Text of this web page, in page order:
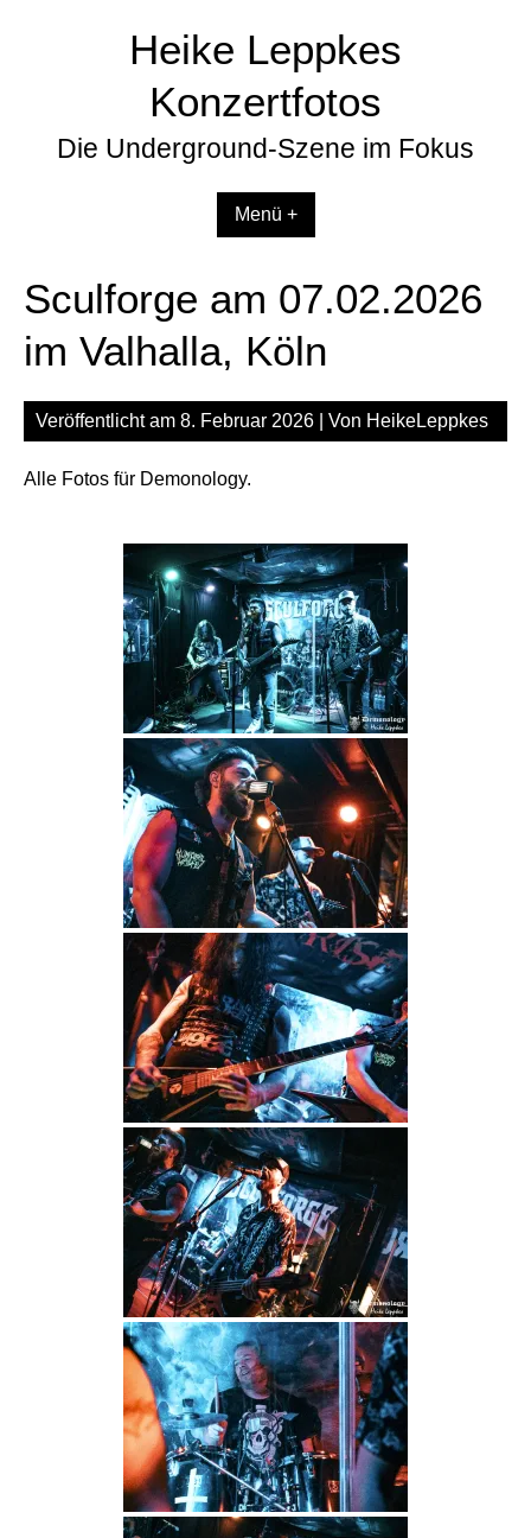
Heike Leppkes
Konzertfotos
Die Underground-Szene im Fokus
Menü +
Sculforge am 07.02.2026
im Valhalla, Köln
Veröffentlicht am 8. Februar 2026 | Von HeikeLeppkes
Alle Fotos für Demonology.